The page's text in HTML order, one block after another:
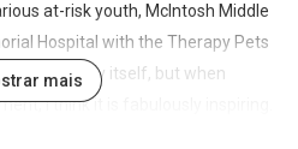
at-risk youth, McIntosh Middle
Hospital with the Therapy Pets
by itself, but when
I think it is fabulously inspiring.
mais